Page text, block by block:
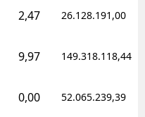
2,47 26.128.191,00
9,97 149.318.118,44
0,00 52.065.239,39